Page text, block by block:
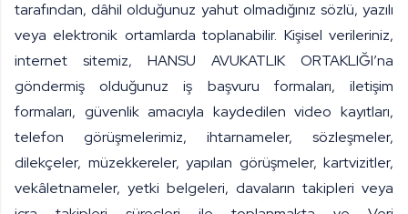
tarafından, dâhil olduğunuz yahut olmadığınız sözlü, yazılı
veya elektronik ortamlarda toplanabilir. Kişisel verileriniz,
internet sitemiz, HANSU AVUKATLIK ORTAKLIĞI’na
göndermiş olduğunuz iş başvuru formaları, iletişim
formaları, güvenlik amacıyla kaydedilen video kayıtları,
telefon görüşmelerimiz, ihtarnameler, sözleşmeler,
dilekçeler, müzekkereler, yapılan görüşmeler, kartvizitler,
vekâletnameler, yetki belgeleri, davaların takipleri veya